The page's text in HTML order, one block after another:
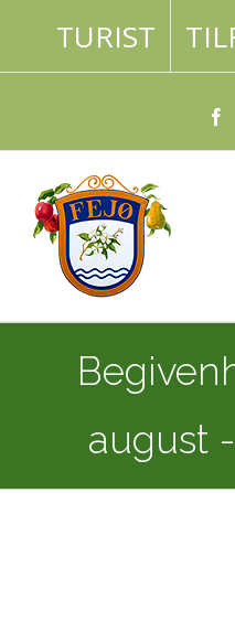
TURIST
august